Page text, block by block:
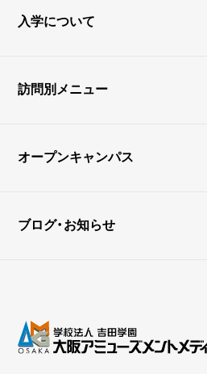
入学について
訪問別メニュー
オープンキャンパス
ブログ・お知らせ